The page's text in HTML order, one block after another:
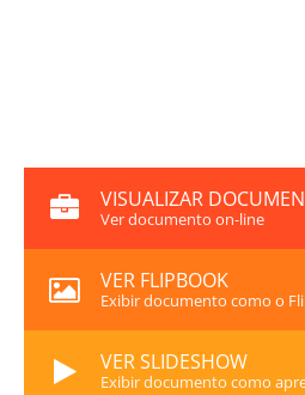
VISUALIZAR
Ver documento on-line
VER FLIPBOOK
Exibir documento como o
VER SLIDESHOW
Exibir documento como